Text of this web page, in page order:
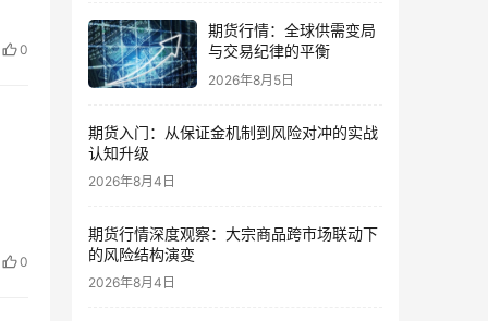
0
0
期货行情：全球供需变局
与交易纪律的平衡
2026年8月5日
期货入门：从保证金机制到风险对冲的实战
认知升级
2026年8月4日
期货行情深度观察：大宗商品跨市场联动下
的风险结构演变
2026年8月4日